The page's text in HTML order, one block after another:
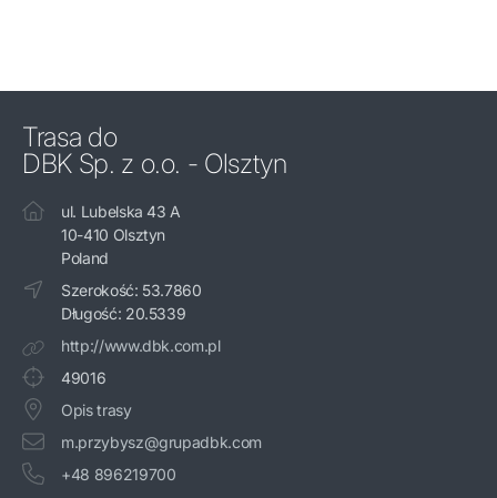
Trasa do
DBK Sp. z o.o. - Olsztyn
ul. Lubelska 43 A
10-410 Olsztyn
Poland
Szerokość: 53.7860
Długość: 20.5339
http://www.dbk.com.pl
49016
Opis trasy
m.przybysz@grupadbk.com
+48 896219700